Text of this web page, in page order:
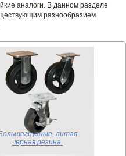
аналоги. В данном разделе
разнообразием
и купить большегрузные
разных направлениях, часто
промышленные колеса и
аттракционов,
выполняют
жизнь проще и безопаснее.
то без промышленных
одна крупная отрасль. Будь то
фабрика или производство
техника. К её числу
литая
черная резина.